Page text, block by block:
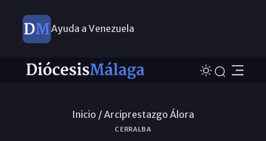
Ayuda a Venezuela
Inicio /Arciprestazgo Álora
CERRALBA